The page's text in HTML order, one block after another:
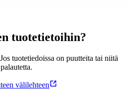
tuotetietoihin?
tuotetiedoissa on puutteita tai niitä
välilehteen